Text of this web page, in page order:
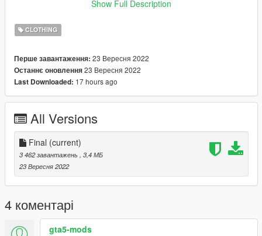
﹥ Drag and Drop files into ''Stream Folder''
❗ You may not use this item in your clothing packs or for any
kind of payment! redirect here ❗
Show Full Description
CLOTHING
Перше завантаження: 23 Вересня 2022
Останнє оновлення23 Вересня 2022
Last Downloaded: 17 hours ago
All Versions
Final (current)
3 462 завантажень , 3,4 МБ
23 Вересня 2022
4 коментарі
gta5-mods